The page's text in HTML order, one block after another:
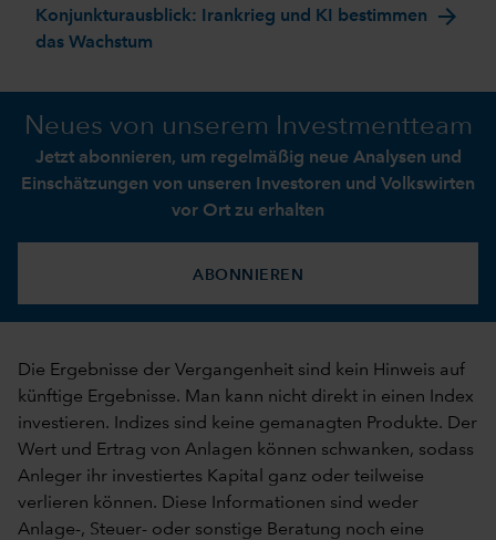
Konjunkturausblick: Irankrieg und KI bestimmen
das Wachstum
arrow_forward
Neues von unserem Investmentteam
Jetzt abonnieren, um regelmäßig neue Analysen und
Einschätzungen von unseren Investoren und Volkswirten
vor Ort zu erhalten
ABONNIEREN
Die Ergebnisse der Vergangenheit sind kein Hinweis auf
künftige Ergebnisse. Man kann nicht direkt in einen Index
investieren. Indizes sind keine gemanagten Produkte. Der
Wert und Ertrag von Anlagen können schwanken, sodass
Anleger ihr investiertes Kapital ganz oder teilweise
verlieren können. Diese Informationen sind weder
Anlage-, Steuer- oder sonstige Beratung noch eine